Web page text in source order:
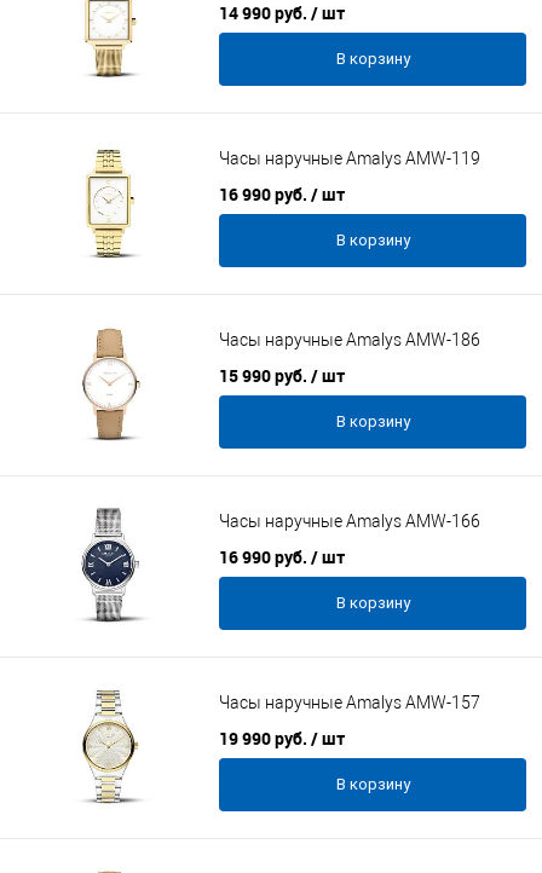
14 990 руб. / шт
В корзину
Часы наручные Amalys AMW-119
16 990 руб. / шт
В корзину
Часы наручные Amalys AMW-186
15 990 руб. / шт
В корзину
Часы наручные Amalys AMW-166
16 990 руб. / шт
В корзину
Часы наручные Amalys AMW-157
19 990 руб. / шт
В корзину